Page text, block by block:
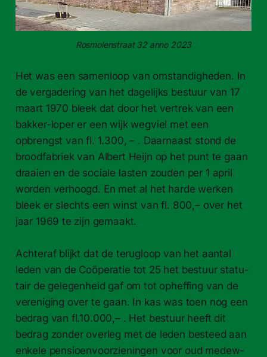
Ros­molen­straat 32 anno 2023
Het was een samen­loop van omstandighe­den. In
de ver­gader­ing van het dagelijks bestuur van 17
maart 1970 bleek dat door het vertrek van een
bakker-​loper er een wijk wegviel met een
opbrengst van fl. 1.300, – . Daar­naast stond de
brood­fab­riek van Albert Heijn op het punt te gaan
draaien en de sociale las­ten zouden per 1 april
wor­den ver­hoogd. En met al het harde werken
bleek er slechts een winst van fl. 800,– over het
jaar 1969 te zijn gemaakt.
Achteraf blijkt dat de terugloop van het aan­tal
leden van de Coöper­atie tot 25 het bestuur statu­
tair de gele­gen­heid gaf om tot oph­eff­ing van de
verenig­ing over te gaan. In kas was toen nog een
bedrag van fl.10.000,– . Het bestuur heeft dit
bedrag zon­der over­leg met de leden besteed aan
enkele pen­sioen­voorzienin­gen voor oud medew­